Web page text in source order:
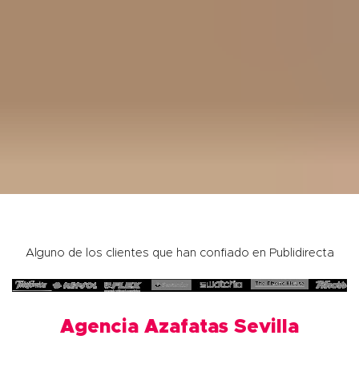
Alguno de los clientes que han confiado en Publidirecta
Agencia Azafatas Sevilla